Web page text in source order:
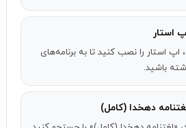
استار
اپ استار را نصب کنید تا به برنامه‌های
باشید.
دهخدا (کامل)